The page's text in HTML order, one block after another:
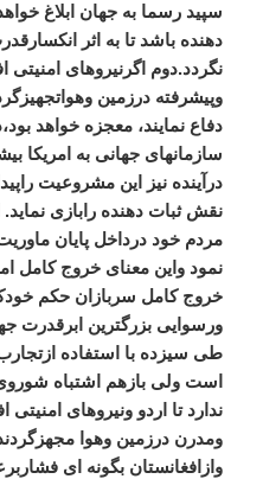
سپید رسما به جهان ابلاغ
دهنده باشد تا به اثر
نگردد.دوم اگرنیروهای امنیتی
وپیشرفته درزمین
دفاع نمایند، معجزه خواهد
سازمانهای جهانی به امریکا
درآینده نیز این مشروعیت
نقش ثبات دهنده رابازی
مردم خود درداخل پایان
نمود واین معنای خروج کامل
خروج کامل سربازان حکم
ورسوایی بزرگترین ابرقدرت
طی سیزده با استفاده
است ولی بازهم اشتباه شوروی
ندارد تا اردو ونیروهای
ومدرن درزمین وهوا
وازافغانستان بگونه ای